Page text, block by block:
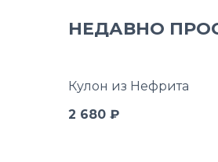
НЕДАВНО
Кулон из Нефрита
2 680 ₽